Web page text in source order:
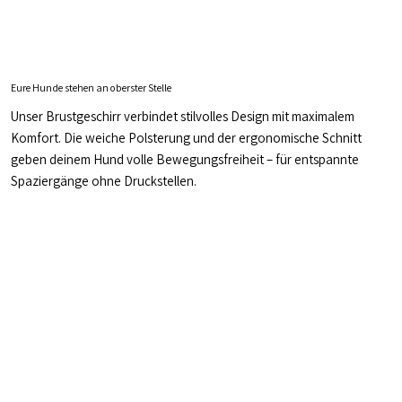
Eure Hunde stehen an oberster Stelle
Unser Brustgeschirr verbindet stilvolles Design mit maximalem
Komfort. Die weiche Polsterung und der ergonomische Schnitt
geben deinem Hund volle Bewegungsfreiheit – für entspannte
Spaziergänge ohne Druckstellen.